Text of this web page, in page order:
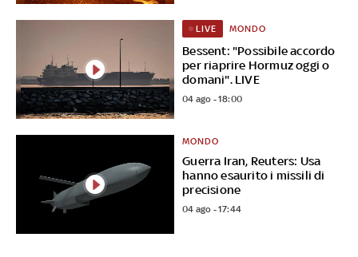
Bessent: "Possibile accordo
per riaprire Hormuz oggi o
domani". LIVE
LIVE MONDO
04 ago - 18:00
Guerra Iran, Reuters: Usa
hanno esaurito i missili di
precisione
MONDO
04 ago - 17:44